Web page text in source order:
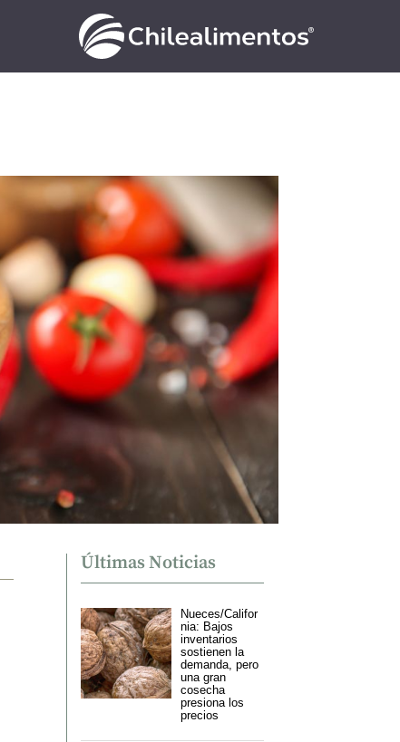
Últimas Noticias
Nueces/Califor
nia: Bajos
inventarios
sostienen la
demanda, pero
una gran
cosecha
presiona los
precios